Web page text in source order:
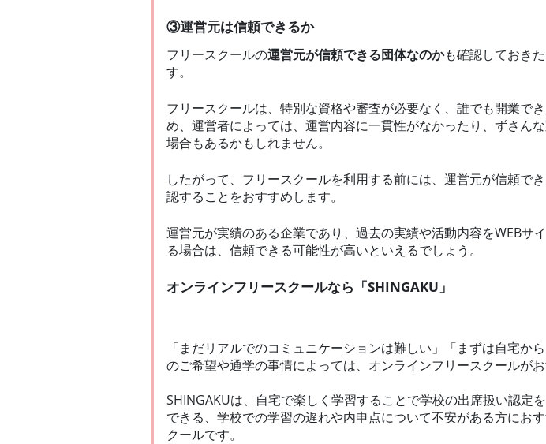
③運営元は信頼できるか
フリースクールの運営元が信頼できる団体なのかも確認しておき
す。
フリースクールは、特別な資格や審査が必要なく、誰でも開業で
め、運営者によっては、運営内容に一貫性がなかったり、ずさん
場合もあるかもしれません。
したがって、フリースクールを利用する前には、運営元が信頼で
認することをおすすめします。
運営元が実績のある企業であり、過去の実績や活動内容をWEBサ
る場合は、信頼できる可能性が高いといえるでしょう。
オンラインフリースクールなら「SHINGAKU」
「まだリアルでのコミュニケーションは難しい」「まずは自宅か
のご希望や通学の事情によっては、オンラインフリースクールがお
SHINGAKUは、自宅で楽しく学習することで学校の出席扱い認定
できる、学校での学習の遅れや内申点について不安がある方にお
クールです。